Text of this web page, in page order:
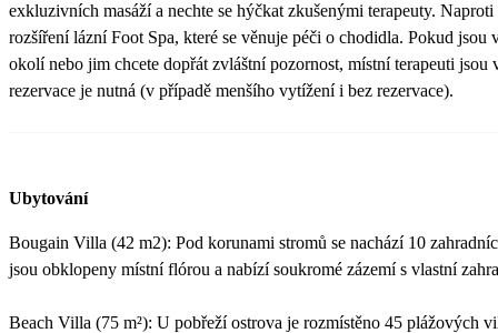
exkluzivních masáží a nechte se hýčkat zkušenými terapeuty.
rozšíření lázní Foot Spa, které se věnuje péči o chodidla. Pokud jsou
okolí nebo jim chcete dopřát zvláštní pozornost, místní terapeuti jsou
rezervace je nutná (v případě menšího vytížení i bez rezervace).
Ubytování
Bougain Villa (42 m2): Pod korunami stromů se nachází 10
jsou obklopeny místní flórou a nabízí soukromé zázemí s vlastní
Beach Villa (75 m²): U pobřeží ostrova je rozmístěno 45 plážových